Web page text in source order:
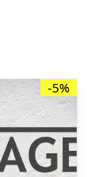
-5%